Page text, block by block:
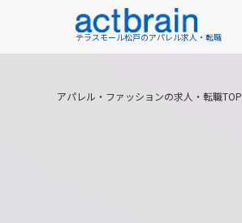
テラスモール松戸のアパレル求人・転職
アパレル・ファッションの求人・転職TOP